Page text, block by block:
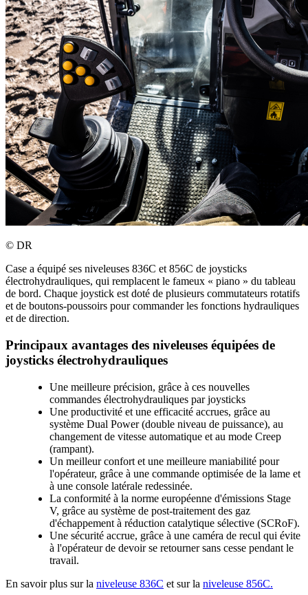
© DR
Case a équipé ses niveleuses 836C et 856C de joysticks
électrohydrauliques, qui remplacent le fameux « piano » du tableau
de bord. Chaque joystick est doté de plusieurs commutateurs rotatifs
et de boutons-poussoirs pour commander les fonctions hydrauliques
et de direction.
Principaux avantages des niveleuses équipées de
joysticks électrohydrauliques
Une meilleure précision, grâce à ces nouvelles
commandes électrohydrauliques par joysticks
Une productivité et une efficacité accrues, grâce au
système Dual Power (double niveau de puissance), au
changement de vitesse automatique et au mode Creep
(rampant).
Un meilleur confort et une meilleure maniabilité pour
l'opérateur, grâce à une commande optimisée de la lame et
à une console latérale redessinée.
La conformité à la norme européenne d'émissions Stage
V, grâce au système de post-traitement des gaz
d'échappement à réduction catalytique sélective (SCRoF).
Une sécurité accrue, grâce à une caméra de recul qui évite
à l'opérateur de devoir se retourner sans cesse pendant le
travail.
En savoir plus sur la niveleuse 836C et sur la niveleuse 856C.